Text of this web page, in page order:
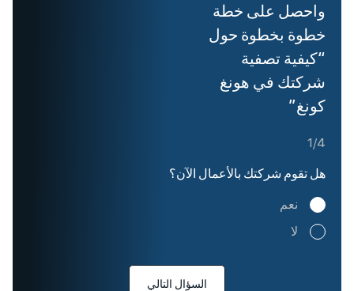
واحصل على خطة
خطوة بخطوة حول
“كيفية تصفية
شركتك في هونغ
كونغ”
1/4
هل تقوم شركتك بالأعمال الآن؟
نعم
لا
السؤال التالي